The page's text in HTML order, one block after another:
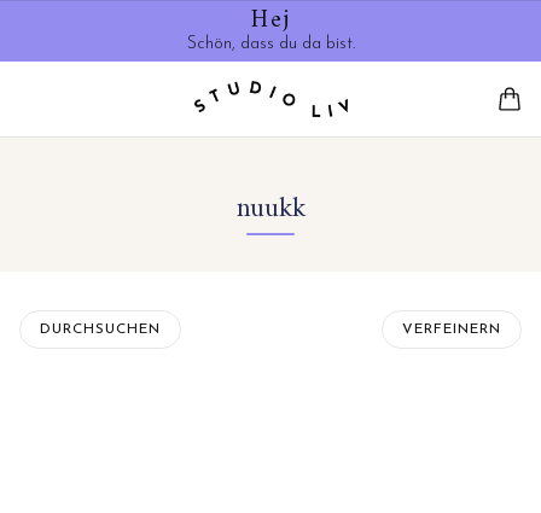
Hej
Schön, dass du da bist.
nuukk
DURCHSUCHEN VERFEINERN